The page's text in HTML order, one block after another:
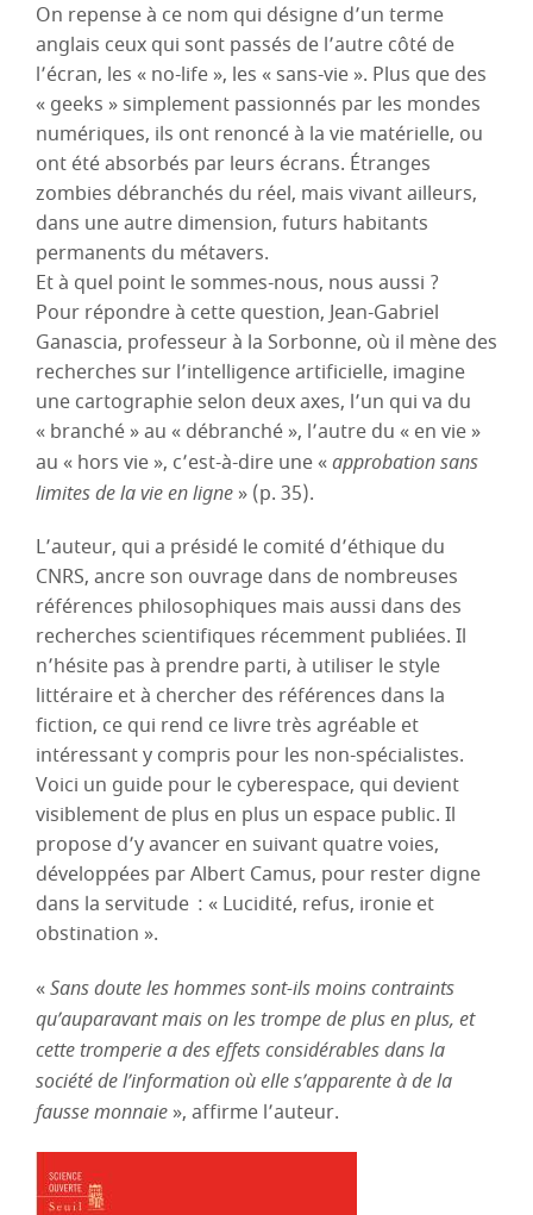
On repense à ce nom qui désigne d’un terme
anglais ceux qui sont passés de l’autre côté de
l’écran, les « no-life », les « sans-vie ». Plus que des
« geeks » simplement passionnés par les mondes
numériques, ils ont renoncé à la vie matérielle, ou
ont été absorbés par leurs écrans. Étranges
zombies débranchés du réel, mais vivant ailleurs,
dans une autre dimension, futurs habitants
permanents du métavers.
Et à quel point le sommes-nous, nous aussi ?
Pour répondre à cette question, Jean-Gabriel
Ganascia, professeur à la Sorbonne, où il mène des
recherches sur l’intelligence artificielle, imagine
une cartographie selon deux axes, l’un qui va du
« branché » au « débranché », l’autre du « en vie »
au « hors vie », c’est-à-dire une «approbation sans
limites de la vie en ligne » (p. 35).
L’auteur, qui a présidé le comité d’éthique du
CNRS, ancre son ouvrage dans de nombreuses
références philosophiques mais aussi dans des
recherches scientifiques récemment publiées. Il
n’hésite pas à prendre parti, à utiliser le style
littéraire et à chercher des références dans la
fiction, ce qui rend ce livre très agréable et
intéressant y compris pour les non-spécialistes.
Voici un guide pour le cyberespace, qui devient
visiblement de plus en plus un espace public. Il
propose d’y avancer en suivant quatre voies,
développées par Albert Camus, pour rester digne
dans la servitude : « Lucidité, refus, ironie et
obstination ».
«Sans doute les hommes sont-ils moins contraints
qu’auparavant mais on les trompe de plus en plus, et
cette tromperie a des effets considérables dans la
société de l’information où elle s’apparente à de la
fausse monnaie », affirme l’auteur.